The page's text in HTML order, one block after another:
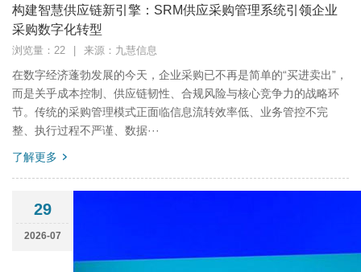
构建智慧供应链新引擎：SRM供应采购管理系统引领企业
采购数字化转型
浏览量：22 来源：九慧信息
在数字经济蓬勃发展的今天，企业采购已不再是简单的“买进卖出”，
而是关乎成本控制、供应链韧性、合规风险与核心竞争力的战略环
节。传统的采购管理模式正面临信息流转效率低、业务管控不完
整、执行过程不严谨、数据···
了解更多
29
2026-07